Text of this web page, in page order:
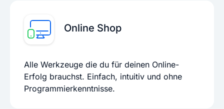
Online Shop
Alle Werkzeuge die du für deinen Online-
Erfolg brauchst. Einfach, intuitiv und ohne
Programmierkenntnisse.